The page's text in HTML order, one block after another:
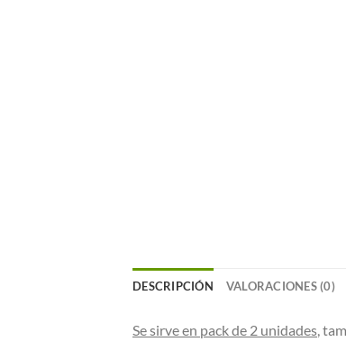
DESCRIPCIÓN VALORACIONES (0)
Se sirve en pack de 2 unidades,